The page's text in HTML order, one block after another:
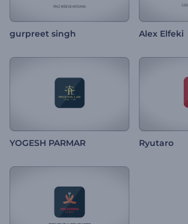
gurpreet singh Alex Elfeki
YOGESH PARMAR Ryutaro